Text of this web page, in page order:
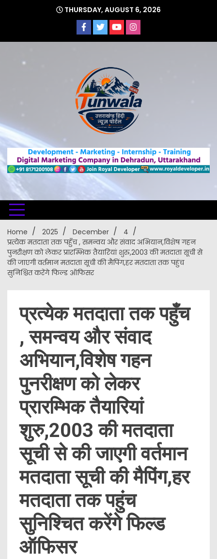
THURSDAY, AUGUST 6, 2026
Uttarakhand Hindi News Portal
Home 2025 December
4
प्रत्येक मतदाता तक पहुँच , समन्वय और संवाद अभियान,विशेष गहन
पुनरीक्षण को लेकर प्रारम्भिक तैयारियां शुरु,2003 की मतदाता सूची से
की जाएगी वर्तमान मतदाता सूची की मैपिंग,हर मतदाता तक पहुंच
सुनिश्चित करेंगे फिल्ड ऑफिसर
प्रत्येक मतदाता तक पहुँच
, समन्वय और संवाद
अभियान,विशेष गहन
पुनरीक्षण को लेकर
प्रारम्भिक तैयारियां
शुरु,2003 की मतदाता
सूची से की जाएगी वर्तमान
मतदाता सूची की मैपिंग,हर
मतदाता तक पहुंच
सुनिश्चित करेंगे फिल्ड
ऑफिसर